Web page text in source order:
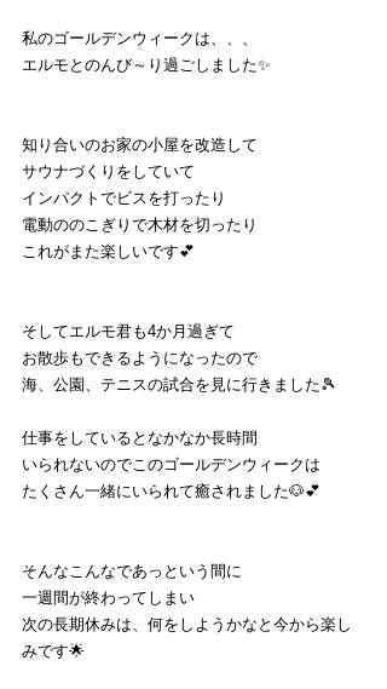
私のゴールデンウィークは、、、
エルモとのんび～り過ごしました✨
知り合いのお家の小屋を改造して
サウナづくりをしていて
インパクトでビスを打ったり
電動ののこぎりで木材を切ったり
これがまた楽しいです💕
そしてエルモ君も4か月過ぎて
お散歩もできるようになったので
海、公園、テニスの試合を見に行きました🎾
仕事をしているとなかなか長時間
いられないのでこのゴールデンウィークは
たくさん一緒にいられて癒されました🐶💕
そんなこんなであっという間に
一週間が終わってしまい
次の長期休みは、何をしようかなと今から楽し
みです🌟